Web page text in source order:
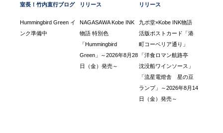
室長！竹内直行ブログ
Hummingbird Green イ
ンク準備中
リリース
NAGASAWA Kobe INK
物語 特別色
「Hummingbird
Green」～2026年8月28
日（金）発売～
リリース
九ポ堂×Kobe INK物語
活版ポストカード「港
町コーベリア通り」
「洋食ロマン航路亭
沈没船ワインソース」
「流星電燈舎 星の豆
ランプ」～2026年8月14
日（金）発売～